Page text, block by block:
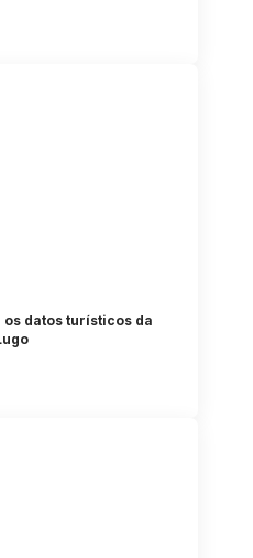
datos turísticos da